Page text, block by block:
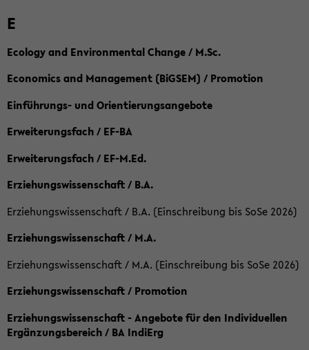
E
Ecology and Environmental Change / M.Sc.
Economics and Management (BiGSEM) / Promotion
Einführungs- und Orientierungsangebote
Erweiterungsfach / EF-BA
Erweiterungsfach / EF-M.Ed.
Erziehungswissenschaft / B.A.
Erziehungswissenschaft / B.A. (Einschreibung bis SoSe 2026)
Erziehungswissenschaft / M.A.
Erziehungswissenschaft / M.A. (Einschreibung bis SoSe 2026)
Erziehungswissenschaft / Promotion
Erziehungswissenschaft - Angebote für den Individuellen
Ergänzungsbereich / BA IndiErg